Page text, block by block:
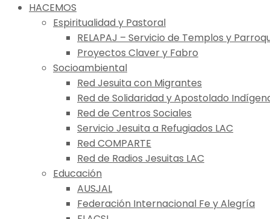
HACEMOS
Espiritualidad y Pastoral
RELAPAJ – Servicio de Templos y
Proyectos Claver y Fabro
Socioambiental
Red Jesuita con Migrantes
Red de Solidaridad y Apostolado
Red de Centros Sociales
Servicio Jesuita a Refugiados LAC
Red COMPARTE
Red de Radios Jesuitas LAC
Educación
AUSJAL
Federación Internacional Fe y Alegría